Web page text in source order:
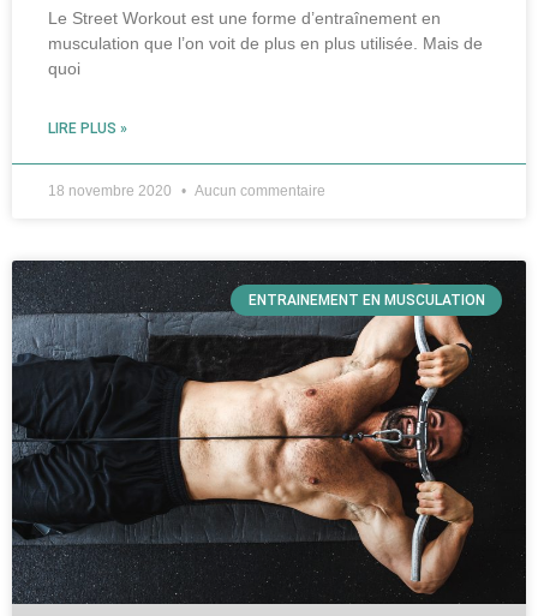
Le Street Workout est une forme d’entraînement en
musculation que l’on voit de plus en plus utilisée. Mais de
quoi
LIRE PLUS »
18 novembre 2020 Aucun commentaire
ENTRAINEMENT EN MUSCULATION